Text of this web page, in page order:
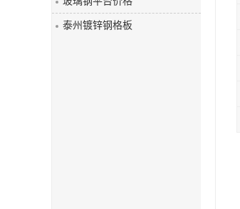
泰州镀锌钢格板